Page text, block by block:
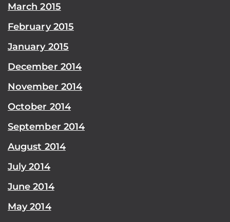
March 2015
February 2015
January 2015
December 2014
November 2014
October 2014
September 2014
August 2014
July 2014
June 2014
May 2014